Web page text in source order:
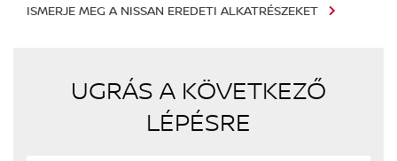
ISMERJE MEG A NISSAN EREDETI ALKATRÉSZEKET
UGRÁS A KÖVETKEZŐ
LÉPÉSRE